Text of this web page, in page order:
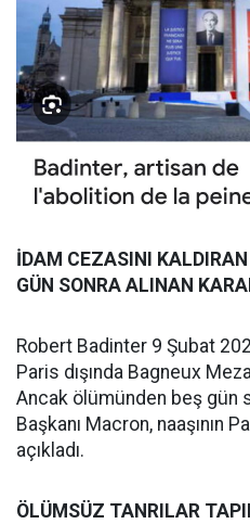
İDAM CEZASINI
GÜN SONRA ALINAN
Robert Badinter 9 Şubat
Paris dışında Bagneux
Ancak ölümünden beş gün
Başkanı Macron, naaşının
açıkladı.
ÖLÜMSÜZ TANRILAR